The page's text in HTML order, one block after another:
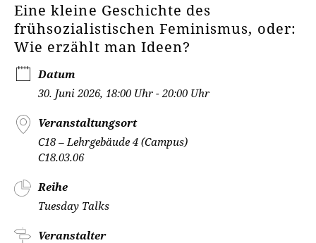
Eine kleine Geschichte des
frühsozialistischen Feminismus, oder:
Wie erzählt man Ideen?
Datum
30. Juni 2026, 18:00 Uhr - 20:00 Uhr
Veranstaltungsort
C18 – Lehrgebäude 4 (Campus)
C18.03.06
Reihe
Tuesday Talks
Veranstalter